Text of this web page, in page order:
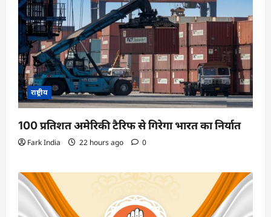
राष्ट्रीय
100 प्रतिशत अमेरिकी टैरिफ से गिरेगा भारत का निर्यात
Fark India 22 hours ago 0